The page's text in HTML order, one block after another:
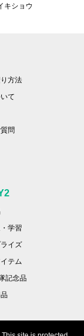
キショウ
方法
て
問
学習
イズ
テム
記念品